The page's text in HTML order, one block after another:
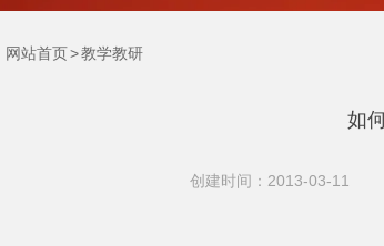
如
创建时间：2013-03-11
网站首页>教学教研